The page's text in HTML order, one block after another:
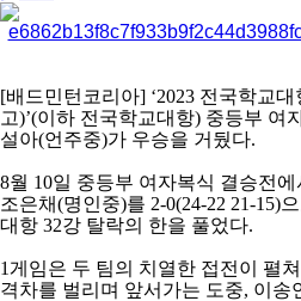
성
자
드
민
리
아
글
일
본
[배드민턴코리아] ‘2023 전국학교대
고)’(이하 전국학교대항) 중등부 여
설아(언주중)가 우승을 거뒀다.
8월 10일 중등부 여자복식 결승전에
조은채(명인중)를 2-0(24-22 21-15)
대항 32강 탈락의 한을 풀었다.
1게임은 두 팀의 치열한 접전이 펼
격차를 벌리며 앞서가는 도중, 이송